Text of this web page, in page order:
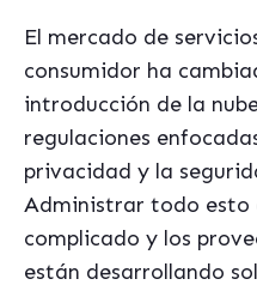
El mercado de
consumidor ha
introducción de la
regulaciones
privacidad y la
Administrar todo esto
complicado y los
están desarrollando